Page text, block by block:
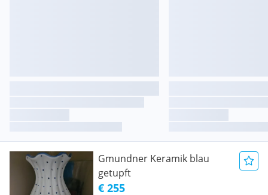
Gmundner Keramik blau
getupft
€ 255